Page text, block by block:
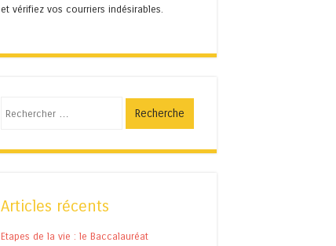
et vérifiez vos courriers indésirables.
Articles récents
Etapes de la vie : le Baccalauréat